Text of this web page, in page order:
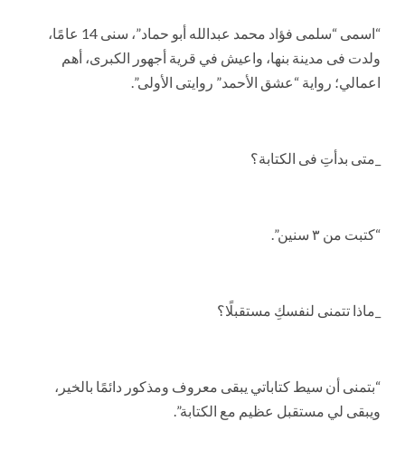
“اسمى “سلمى فؤاد محمد عبدالله أبو حماد”، سنى 14 عامًا،
ولدت فى مدينة بنها، واعيش في قرية أجهور الكبرى، أهم
اعمالي؛ رواية “عشق الأحمد” روايتى الأولى”.
_متى بدأتِ فى الكتابة؟
“كتبت من ٣ سنين”.
_ماذا تتمنى لنفسكِ مستقبلًا؟
“بتمنى أن سيط كتاباتي يبقى معروف ومذكور دائمًا بالخير،
ويبقى لي مستقبل عظيم مع الكتابة”.